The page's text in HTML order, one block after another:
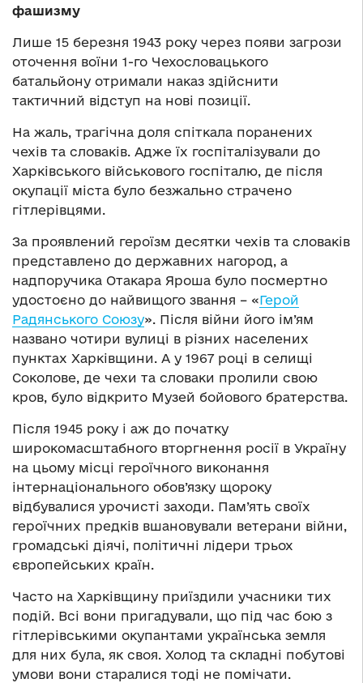
фашизму
Лише 15 березня 1943 року через появи загрози
оточення воїни 1-го Чехословацького
батальйону отримали наказ здійснити
тактичний відступ на нові позиції.
На жаль, трагічна доля спіткала поранених
чехів та словаків. Адже їх госпіталізували до
Харківського військового госпіталю, де після
окупації міста було безжально страчено
гітлерівцями.
За проявлений героїзм десятки чехів та словаків
представлено до державних нагород, а
надпоручика Отакара Яроша було посмертно
удостоєно до найвищого звання – «Герой
Радянського Союзу». Після війни його ім’ям
названо чотири вулиці в різних населених
пунктах Харківщини. А у 1967 році в селищі
Соколове, де чехи та словаки пролили свою
кров, було відкрито Музей бойового братерства.
Після 1945 року і аж до початку
широкомасштабного вторгнення росії в Україну
на цьому місці героїчного виконання
інтернаціонального обов’язку щороку
відбувалися урочисті заходи. Пам’ять своїх
героїчних предків вшановували ветерани війни,
громадські діячі, політичні лідери трьох
європейських країн.
Часто на Харківщину приїздили учасники тих
подій. Всі вони пригадували, що під час бою з
гітлерівськими окупантами українська земля
для них була, як своя. Холод та складні побутові
умови вони старалися тоді не помічати.